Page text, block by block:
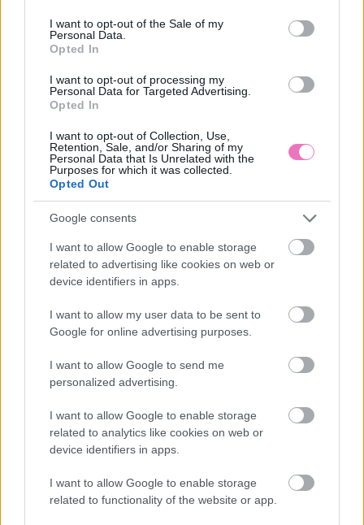
consent section.
I want to opt-out of the Sale of my
Personal Data.
Opted In
I want to opt-out of processing my
Personal Data for Targeted Advertising.
Opted In
I want to opt-out of Collection, Use,
Retention, Sale, and/or Sharing of my
Personal Data that Is Unrelated with the
Purposes for which it was collected.
Opted Out
Google consents
I want to allow Google to enable storage
related to advertising like cookies on web or
device identifiers in apps.
I want to allow my user data to be sent to
Google for online advertising purposes.
I want to allow Google to send me
personalized advertising.
I want to allow Google to enable storage
related to analytics like cookies on web or
device identifiers in apps.
I want to allow Google to enable storage
related to functionality of the website or app.
„Abszolút figyelmen
kérésem” – Ha már
háromszor kértél valamit
a pasidtól hiába, akkor
sajnos nem törődik veled
házi szer, ami csodát tesz
tónál, ami teljesen
elvarázsolt
ők lesznek a
legszerencsésebbek 2026